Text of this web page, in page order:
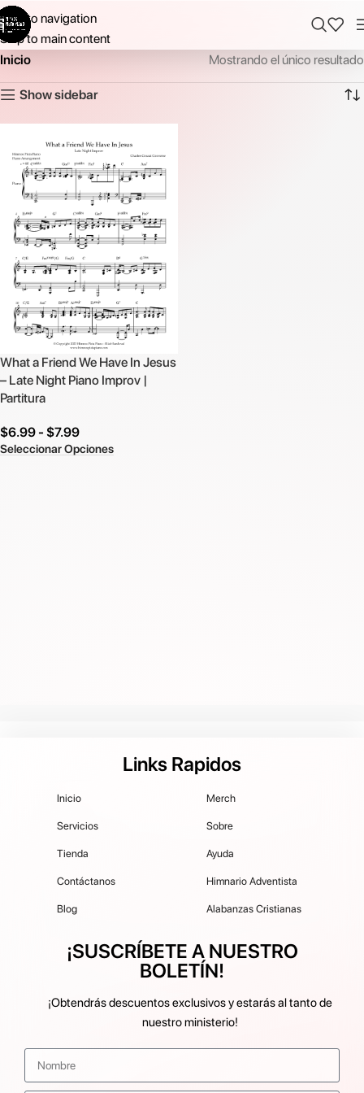
Skip to navigation
Skip to main content
Inicio
Mostrando el único resultado
Show sidebar
What a Friend We Have In Jesus
– Late Night Piano Improv |
Partitura
$6.99 - $7.99
Seleccionar Opciones
Links Rapidos
Inicio
Servicios
Tienda
Contáctanos
Blog
Merch
Sobre
Ayuda
Himnario Adventista
Alabanzas Cristianas
¡SUSCRÍBETE A NUESTRO
BOLETÍN!
¡Obtendrás descuentos exclusivos y estarás al tanto de
nuestro ministerio!